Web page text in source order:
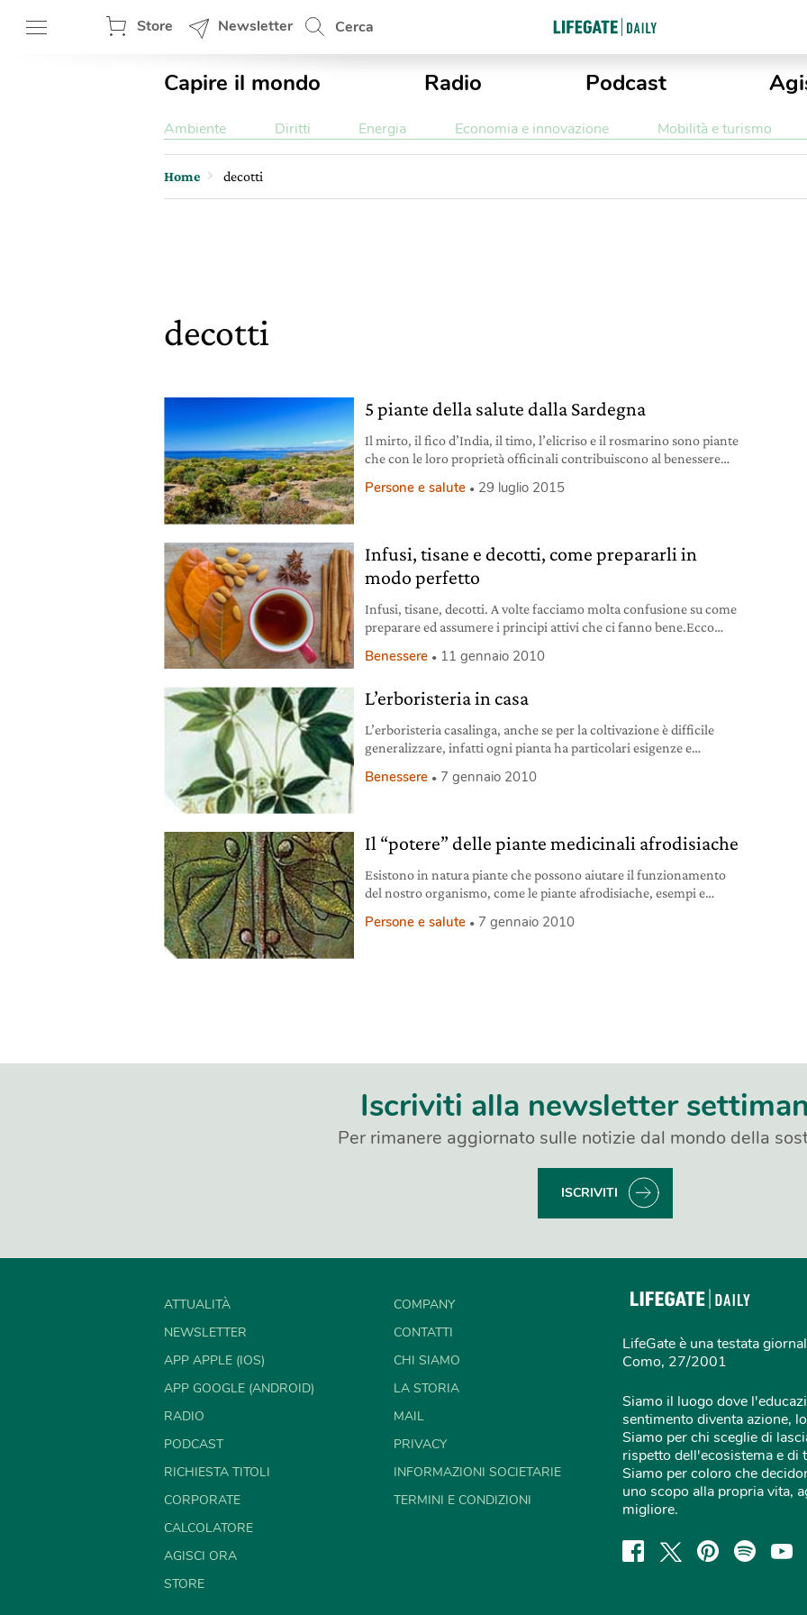
Store Newsletter Cerca
Capire il mondo Radio Podcast
Ambiente Diritti Energia Economia e innovazione Mobilità e turismo
Home decotti
decotti
5 piante della salute dalla Sardegna
Il mirto, il fico d’India, il timo, l’elicriso e il rosmarino sono piante
che con le loro proprietà officinali contribuiscono al benessere
Persone e salute 29 luglio 2015
Infusi, tisane e decotti, come prepararli in
modo perfetto
Infusi, tisane, decotti. A volte facciamo molta confusione su come
preparare ed assumere i principi attivi che ci fanno bene.Ecco
Benessere 11 gennaio 2010
L’erboristeria in casa
L’erboristeria casalinga, anche se per la coltivazione è difficile
generalizzare, infatti ogni pianta ha particolari esigenze e
Benessere 7 gennaio 2010
Il “potere” delle piante medicinali afrodisiache
Esistono in natura piante che possono aiutare il funzionamento
del nostro organismo, come le piante afrodisiache, esempi e
Persone e salute 7 gennaio 2010
Iscriviti alla newsletter
Per rimanere aggiornato sulle notizie dal mondo della
ISCRIVITI
ATTUALITÀ
NEWSLETTER
APP APPLE (IOS)
APP GOOGLE (ANDROID)
RADIO
PODCAST
RICHIESTA TITOLI
CORPORATE
CALCOLATORE
AGISCI ORA
STORE
COMPANY
CONTATTI
CHI SIAMO
LA STORIA
MAIL
PRIVACY
INFORMAZIONI SOCIETARIE
TERMINI E CONDIZIONI
LifeGate è una testata
Como, 27/2001
Siamo il luogo dove
sentimento diventa azione,
Siamo per chi sceglie di
rispetto dell'ecosistema e di
Siamo per coloro che
uno scopo alla propria vita,
migliore.